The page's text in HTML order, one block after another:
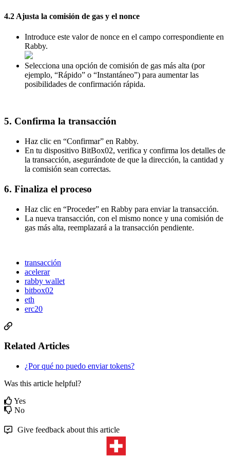
4.2 Ajusta la comisión de gas y el nonce
Introduce este valor de nonce en el campo correspondiente en
Rabby.
Selecciona una opción de comisión de gas más alta (por
ejemplo, “Rápido” o “Instantáneo”) para aumentar las
posibilidades de confirmación rápida.
5. Confirma la transacción
Haz clic en “Confirmar” en Rabby.
En tu dispositivo BitBox02, verifica y confirma los detalles de
la transacción, asegurándote de que la dirección, la cantidad y
la comisión sean correctas.
6. Finaliza el proceso
Haz clic en “Proceder” en Rabby para enviar la transacción.
La nueva transacción, con el mismo nonce y una comisión de
gas más alta, reemplazará a la transacción pendiente.
transacción
acelerar
rabby wallet
bitbox02
eth
erc20
Related Articles
¿Por qué no puedo enviar tokens?
Was this article helpful?
Yes
No
Give feedback about this article